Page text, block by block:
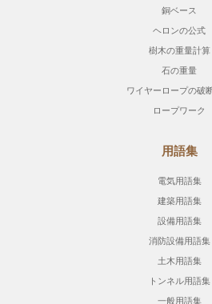
銅ベース
ヘロンの公式
樹木の重量計算
石の重量
ワイヤーロープの破
ロープワーク
用語集
電気用語集
建築用語集
設備用語集
消防設備用語集
土木用語集
トンネル用語集
一般用語集